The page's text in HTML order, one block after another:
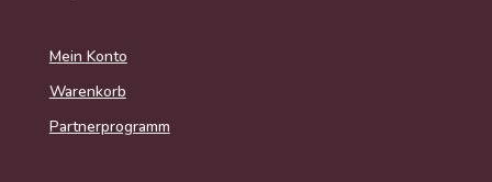
Mein Konto
Warenkorb
Partnerprogramm